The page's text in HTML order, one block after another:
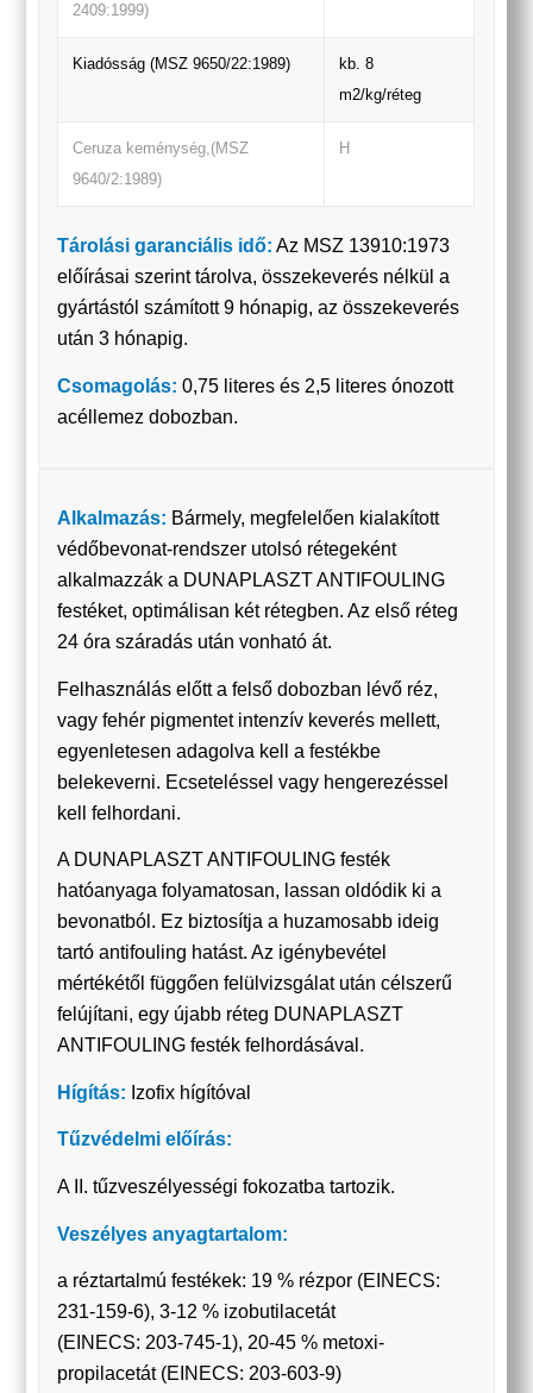
2409:1999)
Kiadósság (MSZ 9650/22:1989)
kb. 8
m2/kg/réteg
Ceruza keménység,(MSZ
9640/2:1989)
H
Tárolási garanciális idő: Az MSZ 13910:1973
előírásai szerint tárolva, összekeverés nélkül a
gyártástól számított 9 hónapig, az összekeverés
után 3 hónapig.
Csomagolás: 0,75 literes és 2,5 literes ónozott
acéllemez dobozban.
Alkalmazás: Bármely, megfelelően kialakított
védőbevonat-rendszer utolsó rétegeként
alkalmazzák a DUNAPLASZT ANTIFOULING
festéket, optimálisan két rétegben. Az első réteg
24 óra száradás után vonható át.
Felhasználás előtt a felső dobozban lévő réz,
vagy fehér pigmentet intenzív keverés mellett,
egyenletesen adagolva kell a festékbe
belekeverni. Ecseteléssel vagy hengerezéssel
kell felhordani.
A DUNAPLASZT ANTIFOULING festék
hatóanyaga folyamatosan, lassan oldódik ki a
bevonatból. Ez biztosítja a huzamosabb ideig
tartó antifouling hatást. Az igénybevétel
mértékétől függően felülvizsgálat után célszerű
felújítani, egy újabb réteg DUNAPLASZT
ANTIFOULING festék felhordásával.
Hígítás: Izofix hígítóval
Tűzvédelmi előírás:
A II. tűzveszélyességi fokozatba tartozik.
Veszélyes anyagtartalom:
a réztartalmú festékek: 19 % rézpor (EINECS:
231-159-6), 3-12 % izobutilacetát
(EINECS: 203-745-1), 20-45 % metoxi-
propilacetát (EINECS: 203-603-9)